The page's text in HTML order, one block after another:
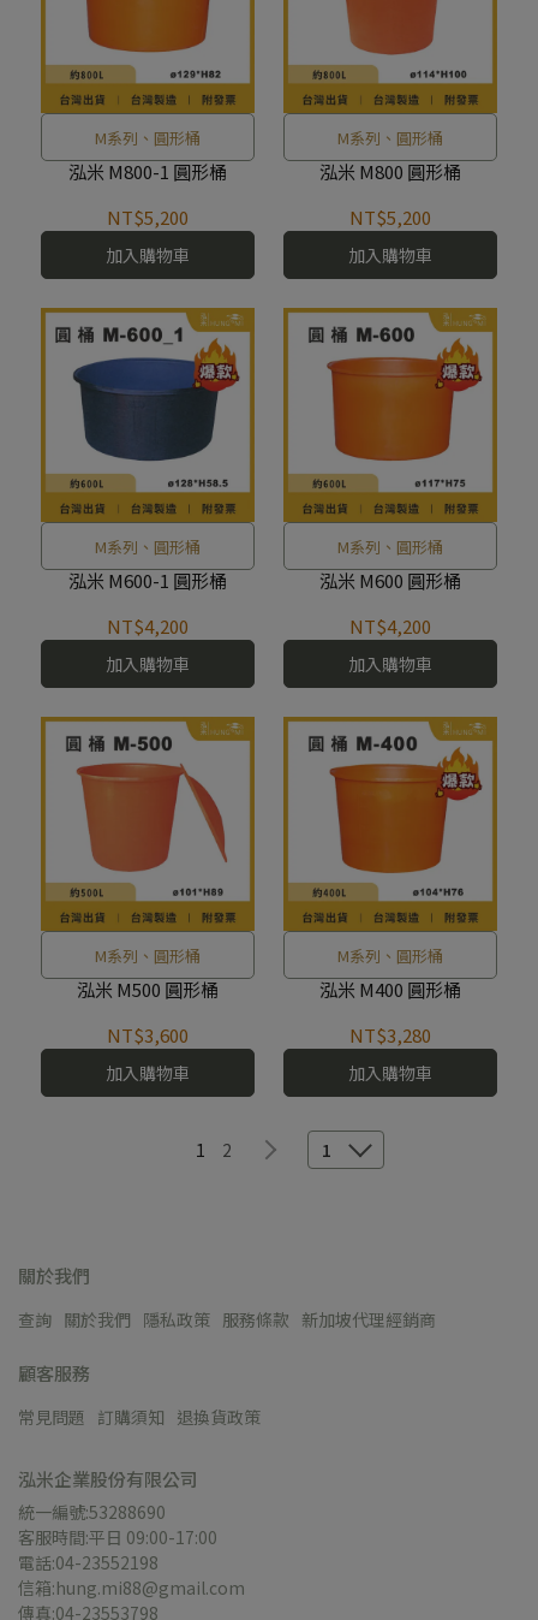
M系列、圓形桶
泓米 M800-1 圓形桶
NT$5,200
加入購物車
M系列、圓形桶
泓米 M800 圓形桶
NT$5,200
加入購物車
M系列、圓形桶
泓米 M600-1 圓形桶
NT$4,200
加入購物車
M系列、圓形桶
泓米 M600 圓形桶
NT$4,200
加入購物車
M系列、圓形桶
泓米 M500 圓形桶
NT$3,600
加入購物車
M系列、圓形桶
泓米 M400 圓形桶
NT$3,280
加入購物車
1 2 1
關於我們
查詢 關於我們 隱私政策 服務條款 新加坡代理經銷商
顧客服務
常見問題 訂購須知 退換貨政策
泓米企業股份有限公司
統一編號:53288690
客服時間:平日 09:00-17:00
電話:04-23552198
信箱:hung.mi88@gmail.com
傳真:04-23553798